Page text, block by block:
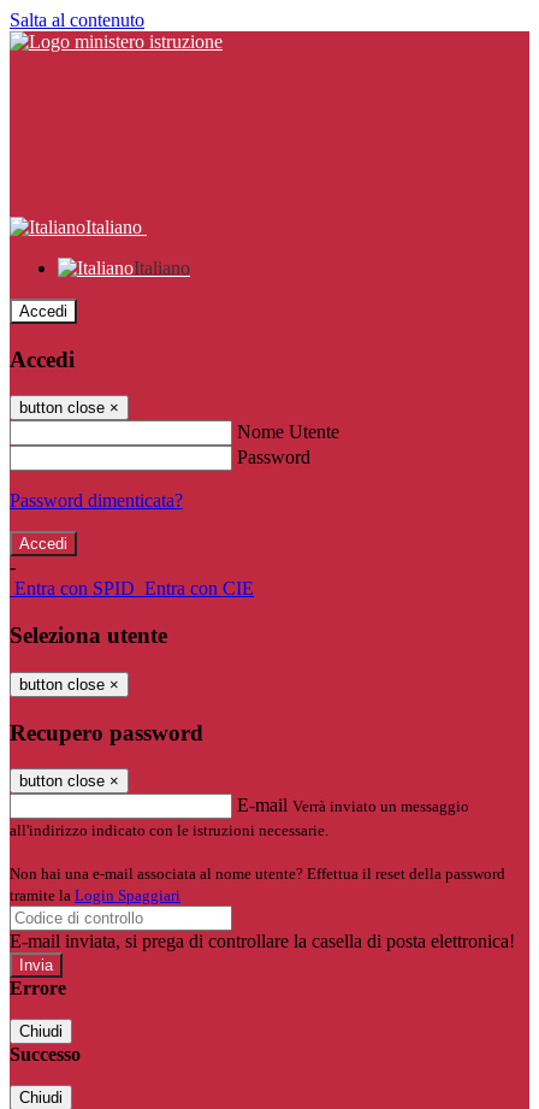
Salta al contenuto
Italiano
Italiano
Accedi
Accedi
button close ×
Nome Utente
Password
Password dimenticata?
-
Entra con SPID Entra con CIE
Seleziona utente
button close ×
Recupero password
button close ×
E-mail Verrà inviato un messaggio
all'indirizzo indicato con le istruzioni necessarie.
Non hai una e-mail associata al nome utente? Effettua il reset della password
tramite la Login Spaggiari
E-mail inviata, si prega di controllare la casella di posta elettronica!
Errore
Chiudi
Successo
Chiudi